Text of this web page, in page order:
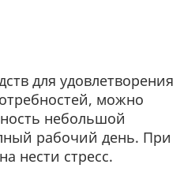
для удовлетворения
можно
небольшой
рабочий день. При
нести стресс.